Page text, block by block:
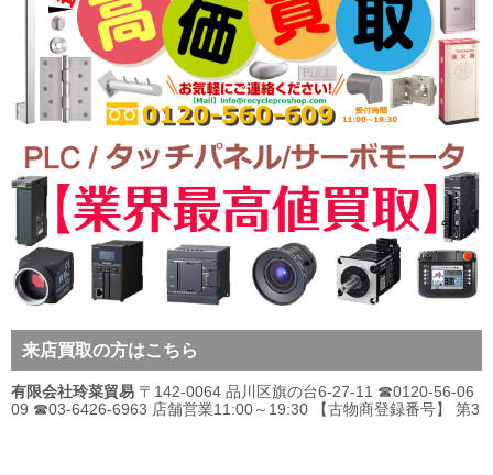
来店買取の方はこちら
有限会社玲菜貿易 〒142-0064 品川区旗の台6-27-11 ☎0120-56-06
09 ☎03-6426-6963 店舗営業11:00～19:30 【古物商登録番号】 第3